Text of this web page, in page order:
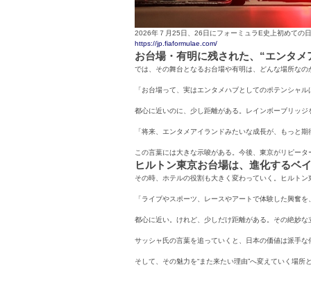
2026年７月25日、26日にフォーミュラE史上初めての
https://jp.fiaformulae.com/
お台場・有明に残された、“エンタ
では、その舞台となるお台場や有明は、どんな場所な
「お台場って、実はエンタメハブとしてのポテンシャ
都心に近いのに、少し距離がある。レインボーブリッ
「将来、エンタメアイランドみたいな成長が、もっと
この言葉には大きな示唆がある。今後、東京がリピー
ヒルトン東京お台場は、進化するベ
その時、ホテルの役割も大きく変わっていく。ヒルト
「ライブやスポーツ、レースやアートで体験した興奮
都心に近い。けれど、少しだけ距離がある。その絶妙
サッシャ氏の言葉を追っていくと、日本の価値は派手
そして、その魅力を“また来たい理由”へ変えていく場